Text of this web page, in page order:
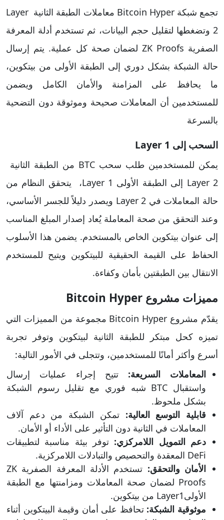
تجمع شبكة Bitcoin Hyper معاملات الطبقة الثانية Layer
2 وتضغطها لتقليل حجم البيانات، ثم تستخدم أدلة المعرفة
الصفرية ZK Proofs لضمان صحة كل عملية. يتم إرسال
حالة الشبكة بشكل دوري إلى الطبقة الأولى من بيتكوين،
ما يحافظ على المزامنة والأمان الكامل ويضمن
للمستخدمين أن المعاملات صحيحة وموثوقة دون التضحية
بالسرعة
السحب إلى Layer 1
يمكن للمستخدمين طلب سحب BTC من الطبقة الثانية
Layer 2 إلى الطبقة الأولى Layer 1، يتحقق النظام من
حالة المعاملات في Layer 2 ويصدر دليلاً للجسر الأساسي،
وعند التحقق من صحة المعاملة يُعاد إصدار المبلغ المناسب
إلى عنوان بيتكوين الخاص بالمستخدم. يضمن هذا الأسلوب
الحفاظ على القيمة الحقيقية للبيتكوين ويتيح للمستخدم
الانتقال بين الطبقتين بأمان وكفاءة.
مميزات مشروع Bitcoin Hyper
يقدّم مشروع Bitcoin Hyper مجموعة من المميزات التي
تميزه كحل مبتكر للطبقة الثانية لبيتكوين وتوفر تجربة
أسرع وأكثر أمانًا للمستخدمين، وتتجلى في الأمور التالية:
المعاملات السريعة: تتيح إجراء عمليات إرسال
واستقبال BTC شبه فوري مع تقليل رسوم الشبكة
بشكل ملحوظ.
قابلية التوسع العالية:تمكن الشبكة من دعم آلاف
المعاملات في الثانية دون التأثير على الأداء أو الأمان.
دعم التمويل اللامركزي: توفر بيئة مناسبة لتطبيقات
DeFi المعقدة والتحصيص والتبادلات اللامركزية.
الأمان والتحقق:
تستخدم الأدلة المعرفة الصفرية ZK
Proofs لضمان صحة المعاملات ومزامنتها مع الطبقة
الأولىLayer1 من بيتكوين.
موثوقية الشبكة:تحافظ على أمان وقيمة البيتكوين أثناء